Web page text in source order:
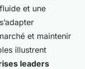
et une
et maintenir
illustrent
leaders